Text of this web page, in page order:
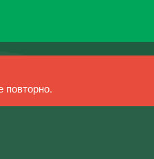
повторно.